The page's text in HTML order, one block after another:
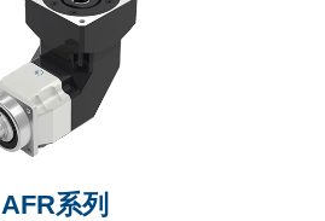
AFR系列